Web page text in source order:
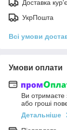
Доставка
УкрПошта
Всі умови
Умови оплати
Ви отримаєте
або гроші
Детальніше